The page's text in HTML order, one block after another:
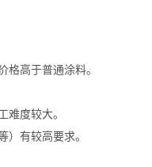
高于普通涂料。
度较大。
有较高要求。